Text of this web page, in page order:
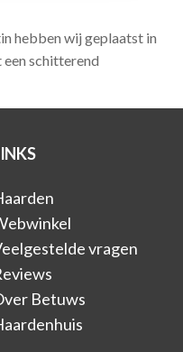
hebben wij geplaatst in
een schitterend
vragen
Betuws